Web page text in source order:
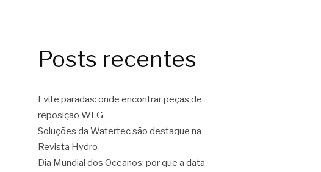
Posts recentes
Evite paradas: onde encontrar peças de
reposição WEG
Soluções da Watertec são destaque na
Revista Hydro
Dia Mundial dos Oceanos: por que a data